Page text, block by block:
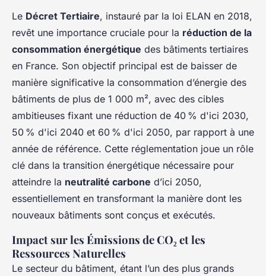
Le Décret Tertiaire, instauré par la loi ELAN en 2018,
revêt une importance cruciale pour la réduction de la
consommation énergétique des bâtiments tertiaires
en France. Son objectif principal est de baisser de
manière significative la consommation d’énergie des
bâtiments de plus de 1 000 m², avec des cibles
ambitieuses fixant une réduction de 40 % d'ici 2030,
50 % d'ici 2040 et 60 % d'ici 2050, par rapport à une
année de référence. Cette réglementation joue un rôle
clé dans la transition énergétique nécessaire pour
atteindre la neutralité carbone d’ici 2050,
essentiellement en transformant la manière dont les
nouveaux bâtiments sont conçus et exécutés.
Impact sur les Émissions de CO₂ et les
Ressources Naturelles
Le secteur du bâtiment, étant l’un des plus grands